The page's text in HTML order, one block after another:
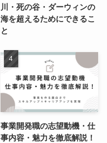
川・死の谷・ダーウィンの
海を超えるためにできるこ
と
事業開発職の志望動機・仕
事内容・魅力を徹底解説！